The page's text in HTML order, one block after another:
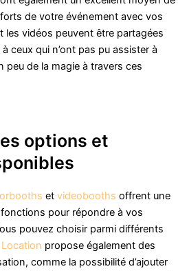
de votre événement avec vos
les vidéos peuvent être partagées
ceux qui n’ont pas pu assister à
peu de la magie à travers ces
options et
et videobooths offrent une
pour répondre à vos
pouvez choisir parmi différents
Location propose également des
comme la possibilité d’ajouter